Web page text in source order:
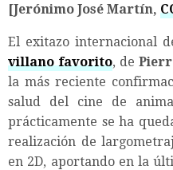
[Jerónimo José Martín,
El exitazo internacional
villano favorito, de
la más reciente
salud del cine de
prácticamente se ha
realización de
en 2D, aportando en la